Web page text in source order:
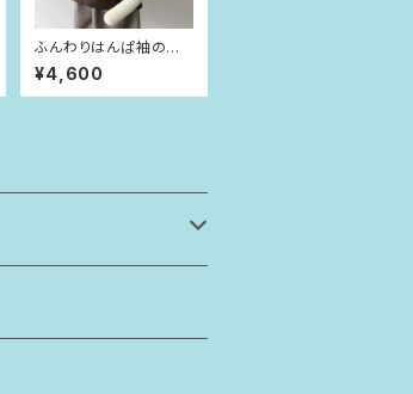
ふんわりはんぱ袖のプ
ルオーバー チョコレート
×curve（80size）
¥4,600